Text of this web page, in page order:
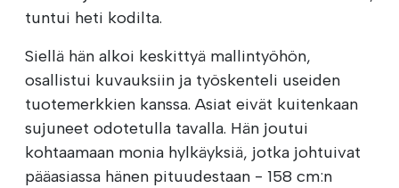
tuntui heti kodilta.
Siellä hän alkoi keskittyä mallintyöhön,
osallistui kuvauksiin ja työskenteli useiden
tuotemerkkien kanssa. Asiat eivät kuitenkaan
sujuneet odotetulla tavalla. Hän joutui
kohtaamaan monia hylkäyksiä, jotka johtuivat
pääasiassa hänen pituudestaan - 158 cm:n